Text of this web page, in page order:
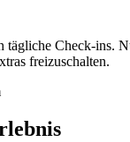
tägliche Check-ins.
freizuschalten.